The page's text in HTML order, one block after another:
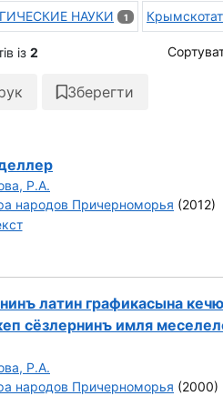
НАУКИ
1
із 2
Зберегти
Р.А.
народов Причерноморья (2012)
латин графикасына
сёзлернинъ имля
Р.А.
народов Причерноморья (2000)